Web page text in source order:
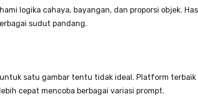
logika cahaya, bayangan, dan proporsi objek.
sudut pandang.
satu gambar tentu tidak ideal. Platform
cepat mencoba berbagai variasi prompt.